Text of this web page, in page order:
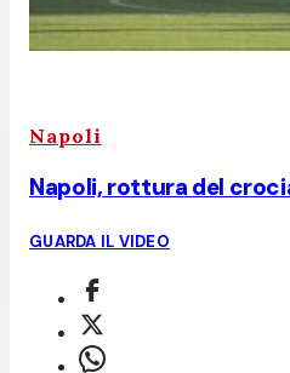
Napoli
Napoli, rottura del
GUARDA IL VIDEO